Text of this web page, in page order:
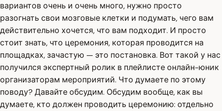
вариантов очень и очень много, нужно просто
разогнать свои мозговые клетки и подумать, чего вам
действительно хочется, что вам подходит. И просто
стоит знать, что церемония, которая проводится на
площадках, зачастую — это постановка. Вот такой у нас
получился экспертный ролик в плейлисте онлайн-юник
организаторам мероприятий. Что думаете по этому
поводу? Давайте обсудим. Обсудим вообще, как вы
думаете, кто должен проводить церемонию: отдельно